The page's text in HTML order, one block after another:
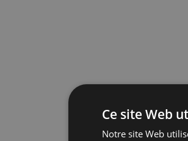
Ce site Web
Notre site Web